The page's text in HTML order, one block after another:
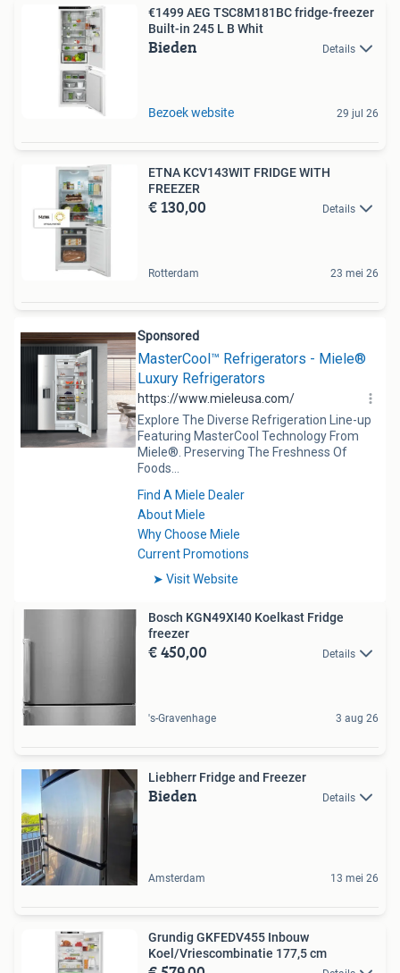
€1499 AEG TSC8M181BC fridge-freezer
Built-in 245 L B Whit
Bieden Details
Bezoek website 29 jul 26
ETNA KCV143WIT FRIDGE WITH
FREEZER
€ 130,00 Details
Rotterdam 23 mei 26
Bosch KGN49XI40 Koelkast Fridge
freezer
€ 450,00 Details
's-Gravenhage 3 aug 26
Liebherr Fridge and Freezer
Bieden Details
Amsterdam 13 mei 26
Grundig GKFEDV455 Inbouw
Koel/Vriescombinatie 177,5 cm